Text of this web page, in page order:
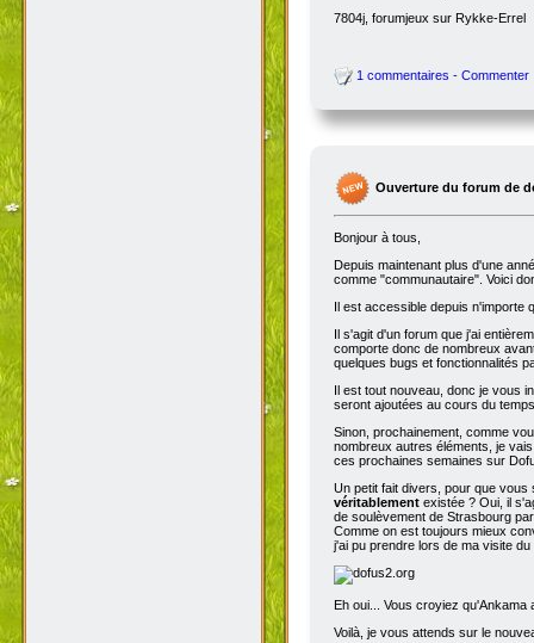
7804j, forumjeux sur Rykke-Errel
1 commentaires - Commenter
Ouverture du forum de
Bonjour à tous,
Depuis maintenant plus d'une
comme "communautaire". Voici
Il est accessible depuis n'importe
Il s'agit d'un forum que j'ai
comporte donc de nombreux
quelques bugs et fonctionnalités
Il est tout nouveau, donc je vous
seront ajoutées au cours du
Sinon, prochainement, comme
nombreux autres éléments, je
ces prochaines semaines sur
Un petit fait divers, pour que vous
véritablement existée ? Oui, il
de soulèvement de Strasbourg
Comme on est toujours mieux
j'ai pu prendre lors de ma visite
Eh oui... Vous croyiez
Voilà, je vous attends sur le